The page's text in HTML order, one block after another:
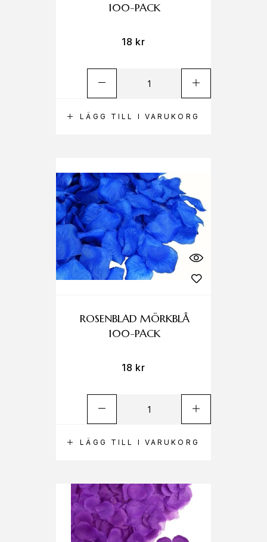
LÄGG TILL I VARUKORG
100-PACK
18 kr
LÄGG TILL I VARUKORG
ROSENBLAD MÖRKBLÅ
100-PACK
18 kr